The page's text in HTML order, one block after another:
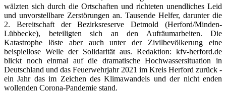
wälzten sich durch die Ortschaften und richteten unendliches Leid
und unvorstellbare Zerstörungen an. Tausende Helfer, darunter die
2. Bereitschaft der Bezirksreserve Detmold (Herford/Minden-
Lübbecke), beteiligten sich an den Aufräumarbeiten. Die
Katastrophe löste aber auch unter der Zivilbevölkerung eine
beispiellose Welle der Solidarität aus. Redaktion: kfv-herford.de
blickt noch einmal auf die dramatische Hochwassersituation in
Deutschland und das Feuerwehrjahr 2021 im Kreis Herford zurück -
ein Jahr das im Zeichen des Klimawandels und der nicht enden
wollenden Corona-Pandemie stand.